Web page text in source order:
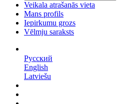
Veikala atrašanās vieta
Mans profils
Iepirkumu grozs
Vēlmju saraksts
Русский
English
Latviešu